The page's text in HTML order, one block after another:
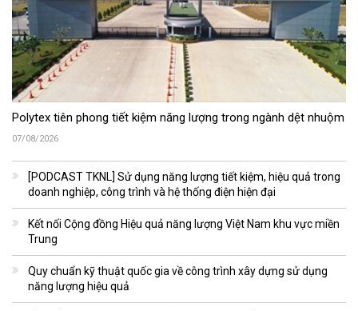
Polytex tiên phong tiết kiệm năng lượng trong ngành dệt nhuộm
07/08/2026
[PODCAST TKNL] Sử dụng năng lượng tiết kiệm, hiệu quả trong
doanh nghiệp, công trình và hệ thống điện hiện đại
Kết nối Cộng đồng Hiệu quả năng lượng Việt Nam khu vực miền
Trung
Quy chuẩn kỹ thuật quốc gia về công trình xây dựng sử dụng
năng lượng hiệu quả